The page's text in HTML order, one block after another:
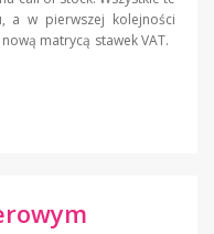
a w pierwszej kolejności
matrycą stawek VAT.